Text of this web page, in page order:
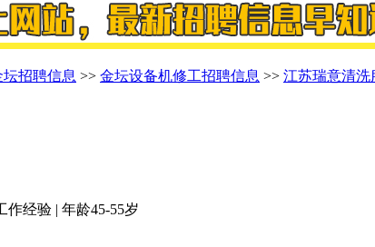
坛招聘信息 >> 金坛设备机修工招聘信息 >> 江苏瑞意清洗
作经验 | 年龄45-55岁